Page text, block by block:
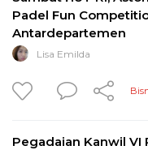
Padel Fun
Antardepartemen
Lisa Emilda
Pegadaian Kanwil VI